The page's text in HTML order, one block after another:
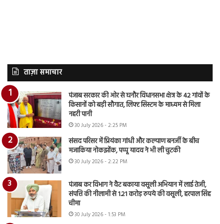
ताज़ा समाचार
पंजाब सरकार की ओर से घनौर विधानसभा क्षेत्र के 42 गांवों के
किसानों को बड़ी सौगात, लिफ्ट सिस्टम के माध्यम से मिला
नहरी पानी
30 July 2026 - 2:25 PM
संसद परिसर में प्रियंका गांधी और कल्याण बनर्जी के बीच
मजाकिया नोकझोंक, पप्पू यादव ने भी ली चुटकी
30 July 2026 - 2:22 PM
पंजाब कर विभाग ने वैट बकाया वसूली अभियान में लाई तेजी,
संपत्ति की नीलामी से 1.21 करोड़ रुपये की वसूली, हरपाल सिंह
चीमा
30 July 2026 - 1:53 PM